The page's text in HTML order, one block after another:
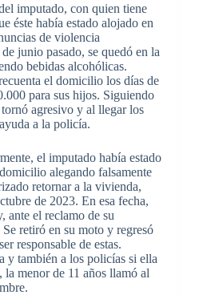
imputado, con quien tiene
éste había estado alojado en
de violencia
junio pasado, se quedó en la
bebidas alcohólicas.
el domicilio los días de
para sus hijos. Siguiendo
agresivo y al llegar los
a la policía.
el imputado había estado
alegando falsamente
retornar a la vivienda,
de 2023. En esa fecha,
ante el reclamo de su
retiró en su moto y regresó
responsable de estas.
y también a los policías si ella
menor de 11 años llamó al